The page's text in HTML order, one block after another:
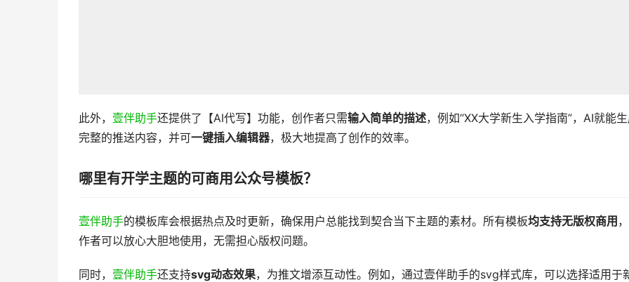
此外， 壹伴助手还提供了【AI代写】功能，创作者只需输入简单的描述，例如“XX大学新生入学指南”，AI就能
完整的推送内容，并可一键插入编辑器，极大地提高了创作的效率。
哪里有开学主题的可商用公众号模板？
壹伴助手的模板库会根据热点及时更新，确保用户总能找到契合当下主题的素材。所有模板均支持无版权商用
作者可以放心大胆地使用，无需担心版权问题。
同时， 壹伴助手还支持svg动态效果，为推文增添互动性。例如，通过壹伴助手的svg样式库，可以选择适用于